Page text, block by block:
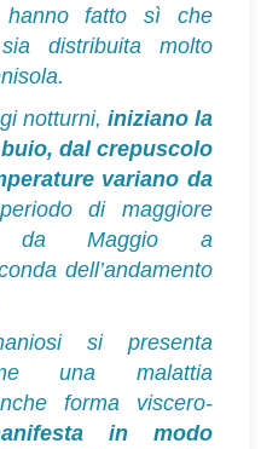
hanno fatto sì che
distribuita molto
notturni, iniziano la
dal crepuscolo
variano da
di maggiore
da Maggio a
dell’andamento
si presenta
una malattia
forma viscero-
in modo